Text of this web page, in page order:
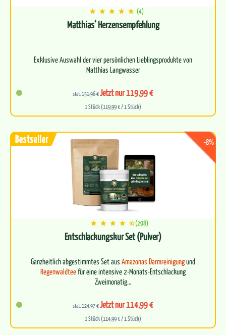
(4)
Matthias‘ Herzensempfehlung
Exklusive Auswahl der vier persönlichen Lieblingsprodukte von
Matthias Langwasser
Kraftvolles Quartett aus…
statt131,96 €Jetzt nur 119,99 €
1 Stück (119,99 € / 1 Stück)
-8%
(298)
Entschlackungskur Set (Pulver)
Ganzheitlich abgestimmtes Set aus Amazonas Darmreinigungund
Regenwaldteefür eine intensive 2-Monats-Entschlackung
Zweimonatig…
statt124,97 €Jetzt nur 114,99 €
1 Stück (114,99 € / 1 Stück)